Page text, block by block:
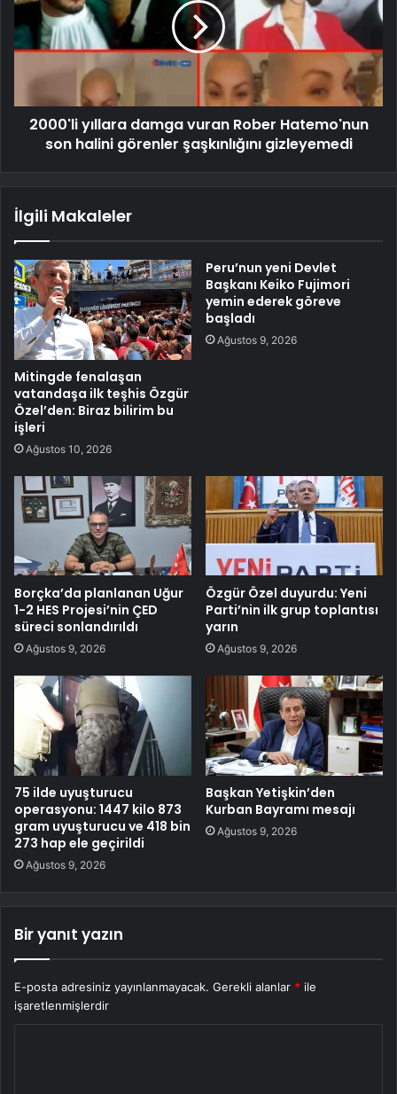
2000'li yıllara damga vuran Rober Hatemo'nun
son halini görenler şaşkınlığını gizleyemedi
İlgili Makaleler
Mitingde fenalaşan
vatandaşa ilk teşhis Özgür
Özel’den: Biraz bilirim bu
işleri
Ağustos 10, 2026
Peru’nun yeni Devlet
Başkanı Keiko Fujimori
yemin ederek göreve
başladı
Ağustos 9, 2026
Borçka’da planlanan Uğur
1-2 HES Projesi’nin ÇED
süreci sonlandırıldı
Ağustos 9, 2026
Özgür Özel duyurdu: Yeni
Parti’nin ilk grup toplantısı
yarın
Ağustos 9, 2026
75 ilde uyuşturucu
operasyonu: 1447 kilo 873
gram uyuşturucu ve 418 bin
273 hap ele geçirildi
Ağustos 9, 2026
Başkan Yetişkin’den
Kurban Bayramı mesajı
Ağustos 9, 2026
Bir yanıt yazın
E-posta adresiniz yayınlanmayacak. Gerekli alanlar * ile
işaretlenmişlerdir